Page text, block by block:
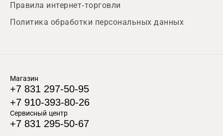
Правила интернет-торговли
Политика обработки персональных данных
Магазин
+7 831 297-50-95
+7 910-393-80-26
Сервисный центр
+7 831 295-50-67